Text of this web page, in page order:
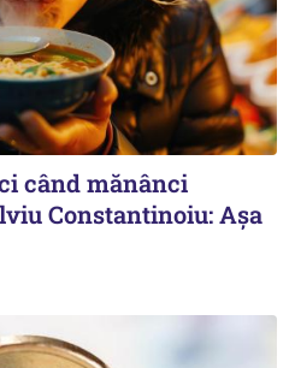
când mănânci
Constantinoiu: Așa